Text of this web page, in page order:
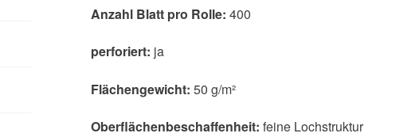
Anzahl Blatt pro Rolle: 400
perforiert: ja
Flächengewicht: 50 g/m²
Oberflächenbeschaffenheit: feine Lochstruktur